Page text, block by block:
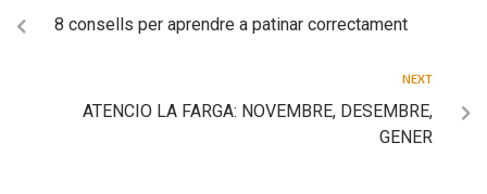
8 consells per aprendre a patinar correctament
NEXT
ATENCIO LA FARGA: NOVEMBRE, DESEMBRE,
GENER